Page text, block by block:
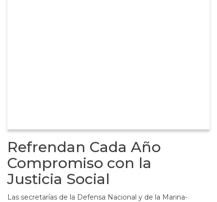
Refrendan Cada Año
Compromiso con la
Justicia Social
Las secretarías de la Defensa Nacional y de la Marina-